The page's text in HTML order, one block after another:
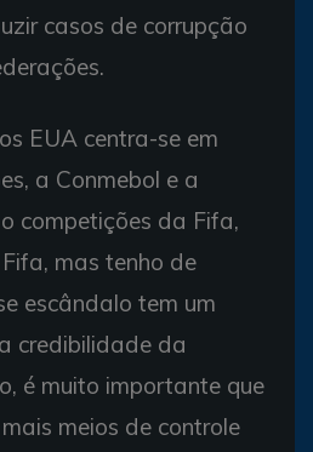
casos de corrupção
EUA centra-se em
a Conmebol e a
competições da Fifa,
mas tenho de
escândalo tem um
credibilidade da
é muito importante que
meios de controle